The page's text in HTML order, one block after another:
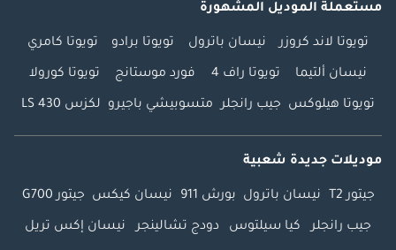
مستعملة الموديل المشهورة
تويوتا لاند كروزر نيسان باترول تويوتا برادو تويوتا كامري
نيسان ألتيما تويوتا راف 4 فورد موستانج تويوتا كورولا
تويوتا هيلوكس جيب رانجلر متسوبيشي باجيرو لكزس LS 430
موديلات جديدة شعبية
جيتور T2 نيسان باترول بورش 911 نيسان كيكس جيتور G700
جيب رانجلر كيا سيلتوس دودج تشالينجر نيسان إكس تريل